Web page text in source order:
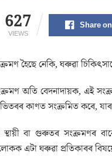
627
VIEWS
Share
হৈছে নেকি, ঘৰুৱা
অতি বেদনাদায়ক, এই
ভিতৰৰ কাণত সংক্ৰমিত কৰে,
বা গুৰুতৰ সংক্ৰমণৰ
এটা ঘৰুৱা প্ৰতিকাৰৰ